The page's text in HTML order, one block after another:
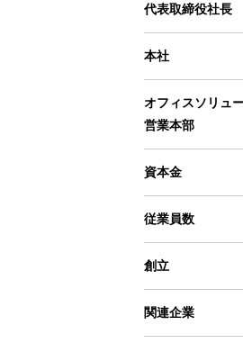
代表取締役社長
本社
オフィスソリュ
営業本部
資本金
従業員数
創立
関連企業